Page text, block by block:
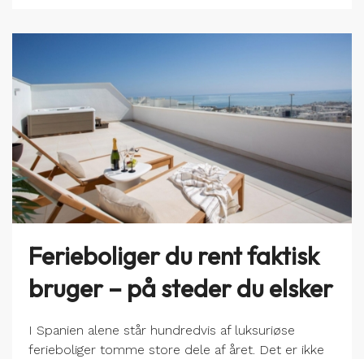
Ferieboliger du rent faktisk
bruger – på steder du elsker
I Spanien alene står hundredvis af luksuriøse
ferieboliger tomme store dele af året. Det er ikke